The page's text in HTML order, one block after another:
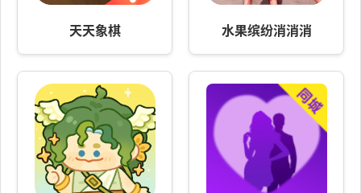
天天象棋 水果缤纷消消消